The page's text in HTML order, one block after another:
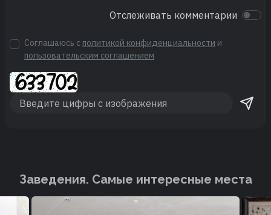
Отслеживать комментарии
Соглашаюсь с политикой конфиденциальности и
пользовательским соглашением
Заведения. Cамые интересные места